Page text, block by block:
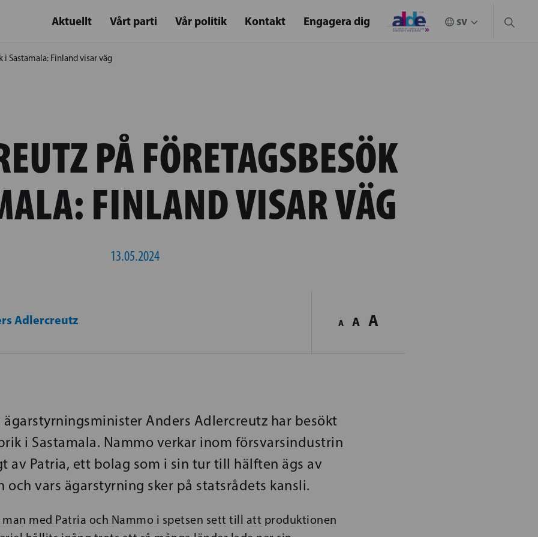
Aktuellt Vårt parti Vår politik Kontakt Engagera dig
Sastamala: Finland visar väg
PÅ FÖRETAGSBESÖK
FINLAND VISAR VÄG
13.05.2024
Adlercreutz A A A
ägarstyrningsminister Anders Adlercreutz har besökt
i Sastamala. Nammo verkar inom försvarsindustrin
av Patria, ett bolag som i sin tur till hälften ägs av
och vars ägarstyrning sker på statsrådets kansli.
man med Patria och Nammo i spetsen sett till att produktionen